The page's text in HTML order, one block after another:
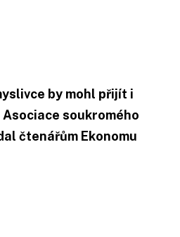
by mohl přijít i
soukromého
čtenářům Ekonomu